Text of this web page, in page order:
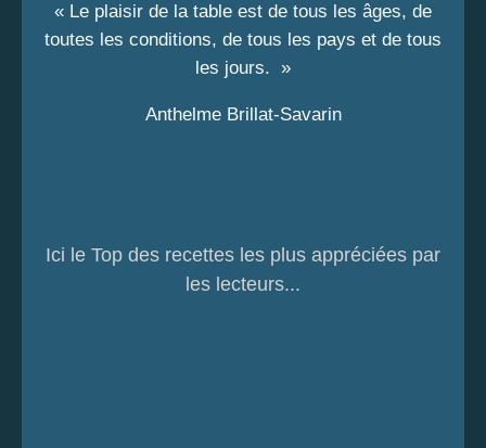
« Le plaisir de la table est de tous les âges, de
toutes les conditions, de tous les pays et de tous
les jours. »
Anthelme Brillat-Savarin
Ici le Top des recettes les plus appréciées par
les lecteurs...